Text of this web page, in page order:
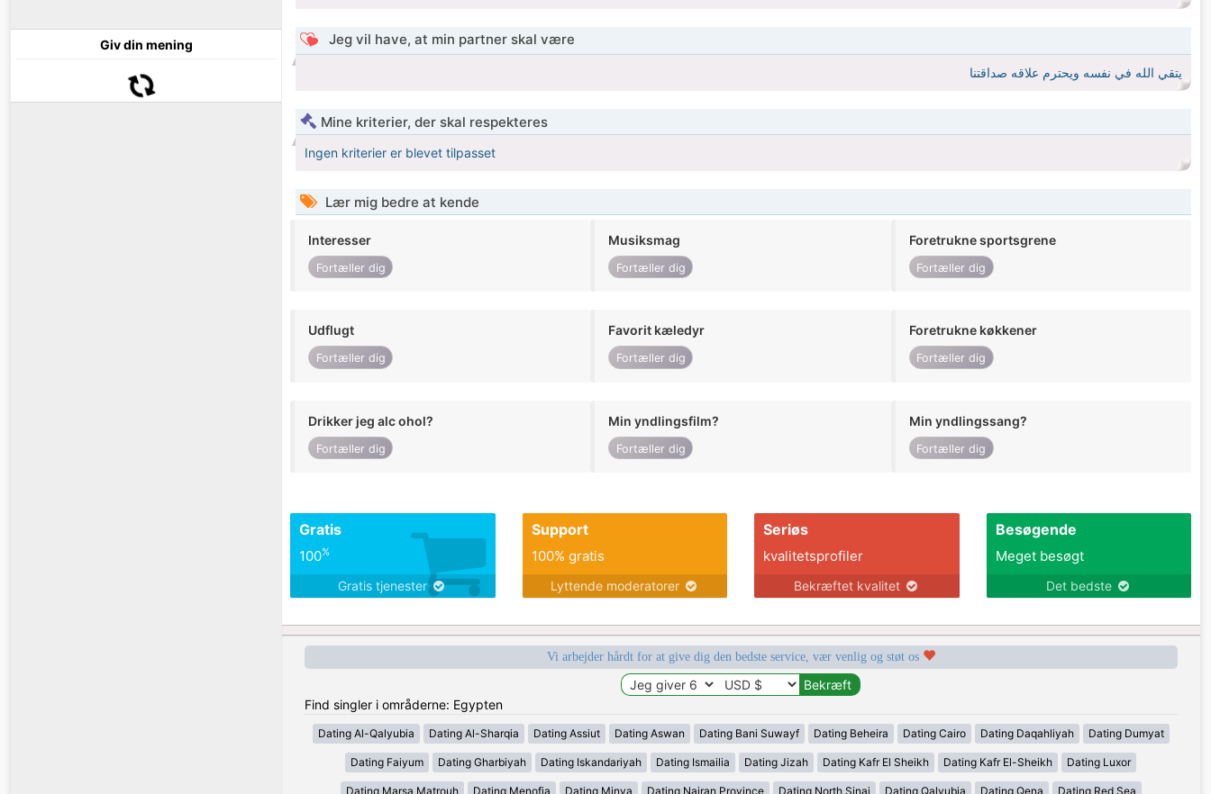
Giv din mening Jeg vil have, at min partner skal være
يتقي الله في نفسه ويحترم علاقه صداقتنا
Mine kriterier, der skal respekteres
Ingen kriterier er blevet tilpasset
Lær mig bedre at kende
Interesser
Fortæller dig
Musiksmag
Fortæller dig
Foretrukne sportsgrene
Fortæller dig
Udflugt
Fortæller dig
Favorit kæledyr
Fortæller dig
Foretrukne køkkener
Fortæller dig
Drikker jeg alc ohol?
Fortæller dig
Min yndlingsfilm?
Fortæller dig
Min yndlingssang?
Fortæller dig
Gratis
100%
Gratis tjenester
Support
100% gratis
Lyttende moderatorer
Seriøs
kvalitetsprofiler
Bekræftet kvalitet
Besøgende
Meget besøgt
Det bedste
Vi arbejder hårdt for at give dig den bedste service, vær venlig og støt os
Find singler i områderne: Egypten
Dating Al-Qalyubia Dating Al-Sharqia Dating Assiut Dating Aswan Dating Bani Suwayf Dating Beheira Dating Cairo Dating Daqahliyah Dating Dumyat
Dating Faiyum Dating Gharbiyah Dating Iskandariyah Dating Ismailia Dating Jizah Dating Kafr El Sheikh Dating Kafr El-Sheikh Dating Luxor
Dating Marsa Matrouh Dating Menofia Dating Minya Dating Najran Province Dating North Sinai Dating Qalyubia Dating Qena Dating Red Sea